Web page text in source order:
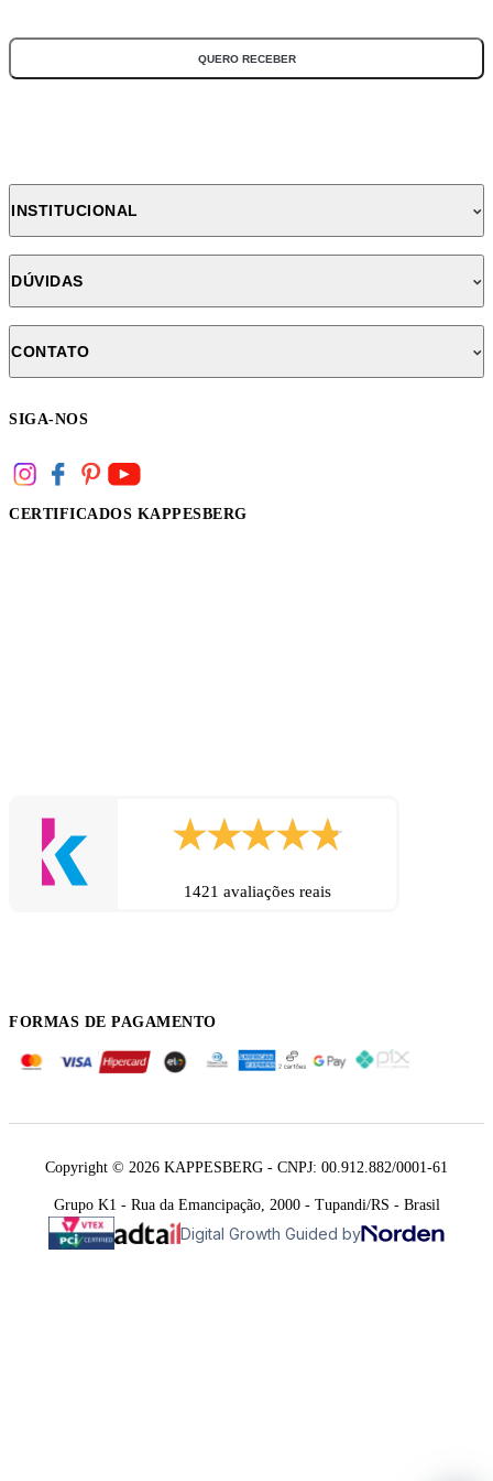
QUERO RECEBER
INSTITUCIONAL
DÚVIDAS
CONTATO
SIGA-NOS
CERTIFICADOS KAPPESBERG
1421 avaliações reais
FORMAS DE PAGAMENTO
Copyright © 2026 KAPPESBERG - CNPJ: 00.912.882/0001-61
Grupo K1 - Rua da Emancipação, 2000 - Tupandi/RS - Brasil
Digital Growth Guided by